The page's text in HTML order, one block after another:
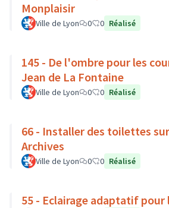
Monplaisir
Ville de Lyon 0 0 Réalisé
145 - De l'ombre pour les
Jean de La Fontaine
Ville de Lyon 0 0 Réalisé
66 - Installer des toilettes
Archives
Ville de Lyon 0 0 Réalisé
55 - Eclairage adaptatif pour